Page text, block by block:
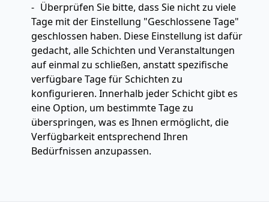
Überprüfen Sie bitte, dass Sie nicht zu viele
Tage mit der Einstellung "Geschlossene Tage"
geschlossen haben. Diese Einstellung ist dafür
gedacht, alle Schichten und Veranstaltungen
auf einmal zu schließen, anstatt spezifische
verfügbare Tage für Schichten zu
konfigurieren. Innerhalb jeder Schicht gibt es
eine Option, um bestimmte Tage zu
überspringen, was es Ihnen ermöglicht, die
Verfügbarkeit entsprechend Ihren
Bedürfnissen anzupassen.